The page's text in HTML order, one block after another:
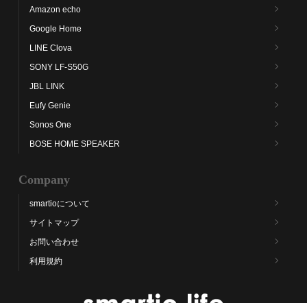
Amazon echo
Google Home
LINE Clova
SONY LF-S50G
JBL LINK
Eufy Genie
Sonos One
BOSE HOME SPEAKER
Company
smartioについて
サイトマップ
お問い合わせ
利用規約